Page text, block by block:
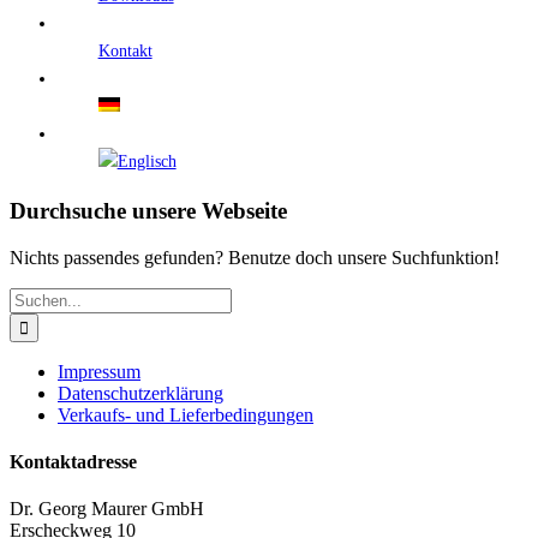
Kontakt
Durchsuche unsere Webseite
Nichts passendes gefunden? Benutze doch unsere Suchfunktion!
Suche
nach:
Impressum
Datenschutzerklärung
Verkaufs- und Lieferbedingungen
Kontaktadresse
Dr. Georg Maurer GmbH
Erscheckweg 10